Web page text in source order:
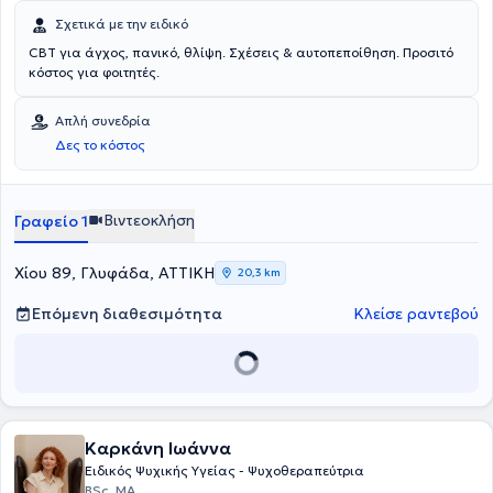
Σχετικά με την ειδικό
CBT για άγχος, πανικό, θλίψη. Σχέσεις & αυτοπεποίθηση. Προσιτό
κόστος για φοιτητές.
Απλή συνεδρία
Δες το κόστος
Γραφείο 1 Βιντεοκλήση
Χίου 89, Γλυφάδα, ΑΤΤΙΚΗ 20,3 km
Επόμενη διαθεσιμότητα Κλείσε ραντεβού
Καρκάνη Ιωάννα
Ειδικός Ψυχικής Υγείας - Ψυχοθεραπεύτρια